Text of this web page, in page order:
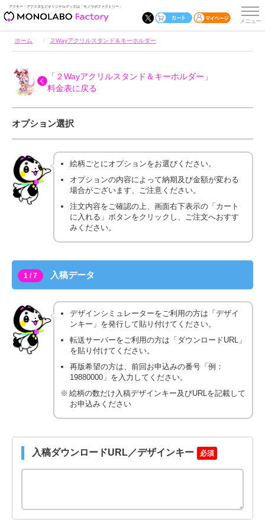
アクキー・アクスタなどオリジナルグッズは「モノラボファクトリー」
ホーム ２Wayアクリルスタンド＆キーホルダー
「２Wayアクリルスタンド＆キーホルダー」
料金表に戻る
オプション選択
絵柄ごとにオプションをお選びください。
オプションの内容によって納期及び金額が変わる
場合がございます、ご注意ください。
注文内容をご確認の上、画面右下表示の「カート
に入れる」ボタンをクリックし、ご注文へおすす
みください。
1 / 7 入稿データ
デザインシミュレーターをご利用の方は「デザイ
ンキー」を発行して貼り付けてください。
転送サーバーをご利用の方は「ダウンロードURL」
を貼り付けてください。
再版希望の方は、前回お申込みの番号「例：
19880000」を入力してください。
絵柄の数だけ入稿デザインキー及びURLを記載して
お申込みください
入稿ダウンロードURL／デザインキー 必須